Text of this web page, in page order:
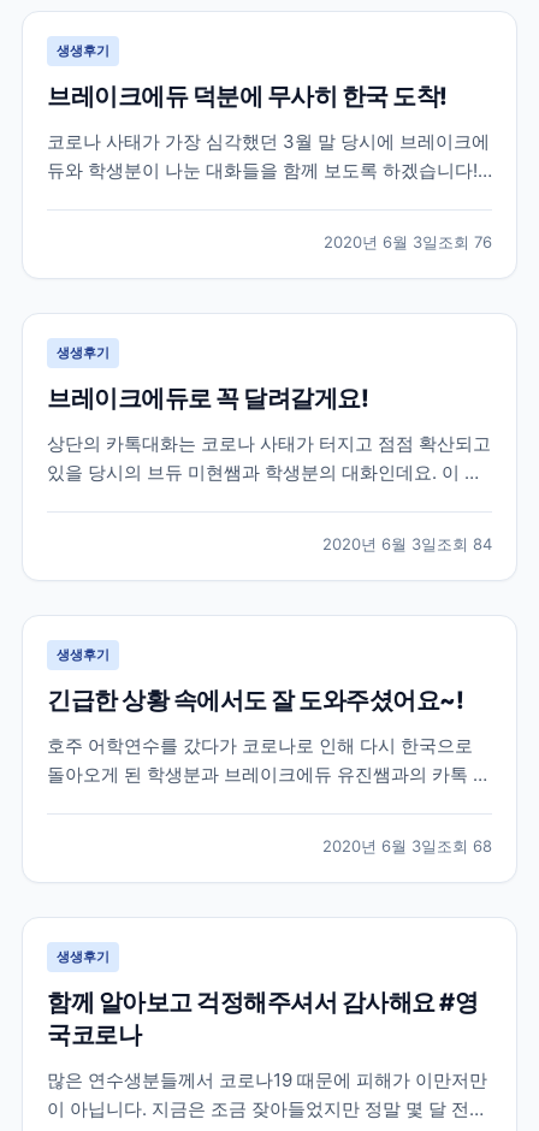
은...
생생후기
브레이크에듀 덕분에 무사히 한국 도착!
코로나 사태가 가장 심각했던 3월 말 당시에 브레이크에
듀와 학생분이 나눈 대화들을 함께 보도록 하겠습니다!
어학연수를 계획하셨지만 3개월 정도 공부 후, 코로나
사태로 인해 어쩔 수 없이 다시 한국으로 돌아오기로 하
였...
2020년 6월 3일조회 76
생생후기
브레이크에듀로 꼭 달려갈게요!
상단의 카톡대화는 코로나 사태가 터지고 점점 확산되고
있을 당시의 브듀 미현쌤과 학생분의 대화인데요. 이 학
국하실 때만 해도 미국에는 코로나의 영향이 거의 없는
상황이라 무사히 출국을 하셨었는데요. 이제 막 적응하
면...
2020년 6월 3일조회 84
생생후기
긴급한 상황 속에서도 잘 도와주셨어요~!
호주 어학연수를 갔다가 코로나로 인해 다시 한국으로
돌아오게 된 학생분과 브레이크에듀 유진쌤과의 카톡 대
로 인해 부모님께서 걱정이 되어 한국으로 돌아오는 항
공권을 구매하여 보내주셨습니다. 급하게 연락을 주셔서
학원에...
2020년 6월 3일조회 68
생생후기
함께 알아보고 걱정해주셔서 감사해요 #영
국코로나
많은 연수생분들께서 코로나19 때문에 피해가 이만저만
이 아닙니다. 지금은 조금 잦아들었지만 정말 몇 달 전까